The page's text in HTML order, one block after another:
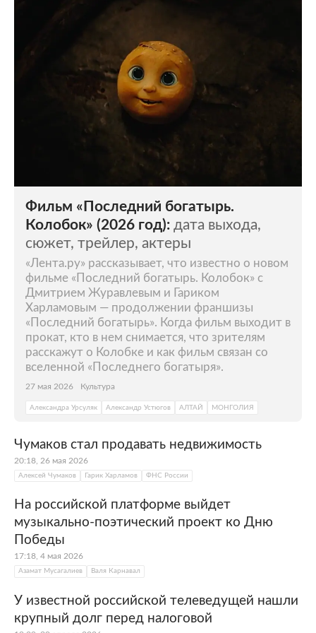
викторины «Три обезьяны» на Муз-ТВ.
Продюсер программы решил, что внешний
вид Харламова должен быть злым, поэтому
ему раскрасили лицо и сделали черный нос.
Так за Харламовымзакрепился псевдоним
Гарик Бульдог. Причем тогда ведущего даже
в титрах указывали как Гарика Бульдога
Фото: Иван Макеев / PhotoXpress
Фильм «Последний богатырь.
Колобок» (2026 год): дата выхода,
сюжет, трейлер, актеры
«Лента.ру» рассказывает, что известно о новом
фильме «Последний богатырь. Колобок» с
Дмитрием Журавлевым и Гариком
Харламовым — продолжении франшизы
«Последний богатырь». Когда фильм выходит в
прокат, кто в нем снимается, что зрителям
расскажут о Колобке и как фильм связан со
вселенной «Последнего богатыря».
27 мая 2026 Культура
Александра Урсуляк Александр Устюгов АЛТАЙ МОНГОЛИЯ
Чумаков стал продавать недвижимость
20:18, 26 мая 2026
Алексей Чумаков Гарик Харламов ФНС России
На российской платформе выйдет
музыкально-поэтический проект ко Дню
Победы
17:18, 4 мая 2026
Азамат Мусагалиев Валя Карнавал
У известной российской телеведущей нашли
крупный долг перед налоговой